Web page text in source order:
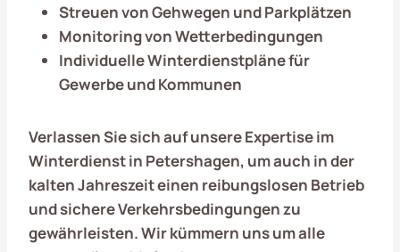
Streuen von Gehwegen und Parkplätzen
Monitoring von Wetterbedingungen
Individuelle Winterdienstpläne für
Gewerbe und Kommunen
Verlassen Sie sich auf unsere Expertise im
Winterdienst in Petershagen, um auch in der
kalten Jahreszeit einen reibungslosen Betrieb
und sichere Verkehrsbedingungen zu
gewährleisten. Wir kümmern uns um alle